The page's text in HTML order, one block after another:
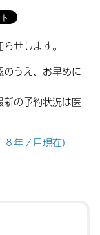
せします。
うえ、お早めに
の予約状況は医
年７月現在）